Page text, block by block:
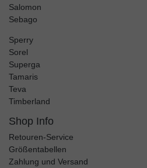
Salomon
Sebago
Sperry
Sorel
Superga
Tamaris
Teva
Timberland
Shop Info
Retouren-Service
Größentabellen
Zahlung und Versand